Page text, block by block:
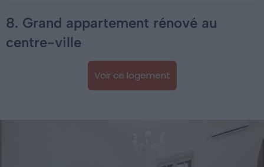
8. Grand appartement rénové au
centre-ville
Voir ce logement